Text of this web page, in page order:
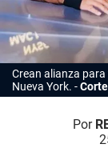
Crean alianza
Nueva York.
Por